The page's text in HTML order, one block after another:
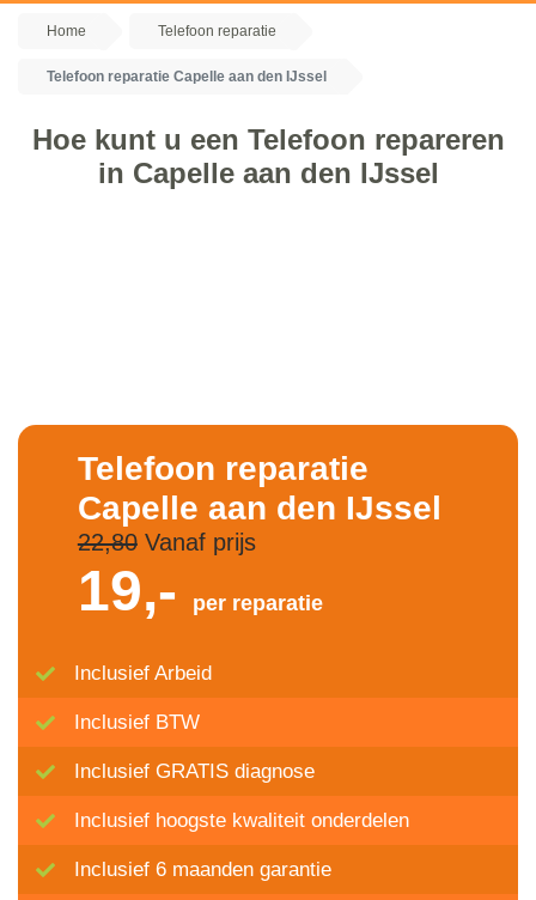
Home Telefoon reparatie
Telefoon reparatie Capelle aan den IJssel
Hoe kunt u een Telefoon repareren
in Capelle aan den IJssel
Telefoon reparatie
Capelle aan den IJssel
22,80Vanaf prijs
19,- per reparatie
Inclusief Arbeid
Inclusief BTW
Inclusief GRATIS diagnose
Inclusief hoogste kwaliteit onderdelen
Inclusief 6 maanden garantie